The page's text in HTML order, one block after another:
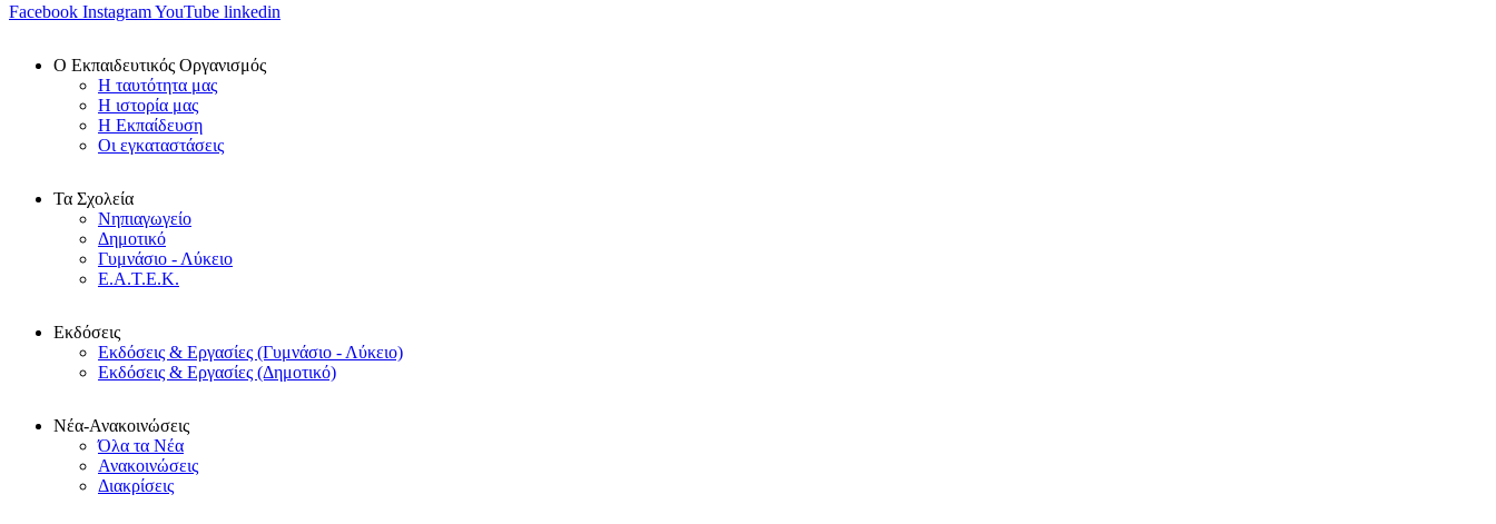
Facebook InstagramYouTube linkedin
Ο Εκπαιδευτικός Οργανισμός
Η ταυτότητα μας
Η ιστορία μας
Η Εκπαίδευση
Οι εγκαταστάσεις
Τα Σχολεία
Νηπιαγωγείο
Δημοτικό
Γυμνάσιο - Λύκειο
Ε.Α.Τ.Ε.Κ.
Εκδόσεις
Εκδόσεις & Εργασίες (Γυμνάσιο - Λύκειο)
Εκδόσεις & Εργασίες (Δημοτικό)
Νέα-Ανακοινώσεις
Όλα τα Νέα
Ανακοινώσεις
Διακρίσεις